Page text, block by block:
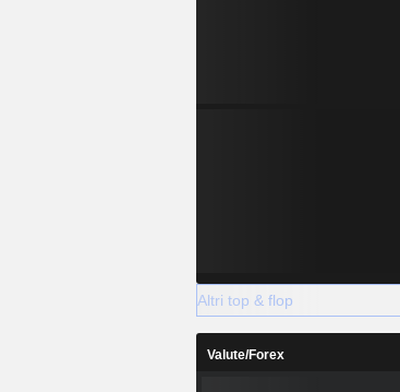
Altri top & flop
Valute/Forex